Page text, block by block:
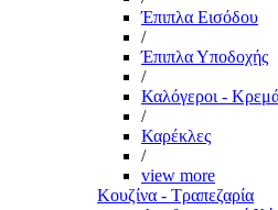
Έπιπλα Εισόδου
/
Έπιπλα Υποδοχής
/
Καλόγεροι -
/
Καρέκλες
/
view more
Κουζίνα - Τραπεζαρία